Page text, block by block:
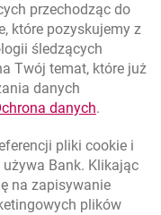
Migam
się w nowej karcie
przechodząc do
się w nowym oknie
które pozyskujemy z
śledzących
Twój temat, które już
danych
danychlink
.
pliki cookie i
Bank. Klikając
na zapisywanie
plików